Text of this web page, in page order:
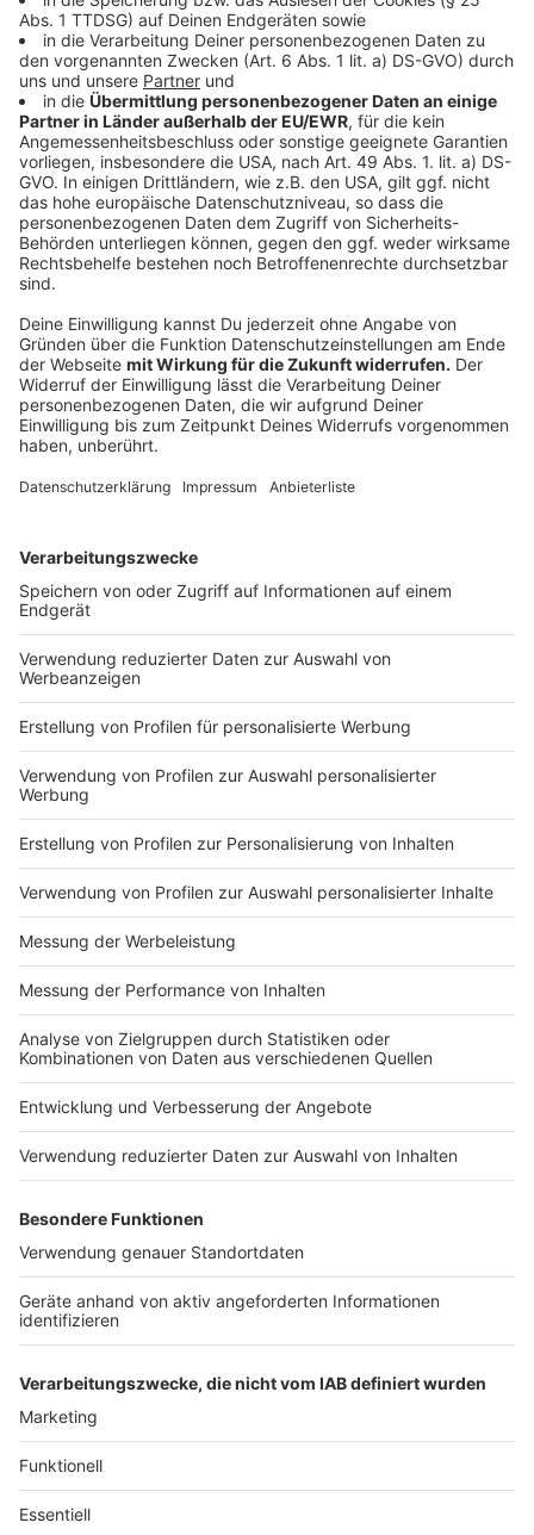
anhand von Indikatoren gemessen wird. Ein
möglicher politischer Machtwechsel nach der
Bundestagswahl im Februar des kommenden
Jahres hat an sich keine Auswirkungen auf diesen
Prozess.
Anzeige
©picture alliance/dpa | Charly Parrilla
Deutschland immer mehr Schaden anrichten.
Anzeige
Bundesamt für Bevölkerungsschutz mit
Zudem äußerte sich das Bundesamt für
Bevölkerungsschutz (BBK) mit einem Appell. Um für
hybride Angriffe, die beispielsweise einen
gewappnet zu sein, sollen sich Bürgerinnen und Bürger
rüsten. "Ich appelliere an die Bürgerinnen und Bürger:
Bereiten Sie sich auf Notlagen vor, dies kann auch
länger andauernder Stromausfall sein", sagte René
Funk, Vizepräsident des BBK gegenüber dem
Onlineportal t-online. "Notlagen müssen nicht
eintreten, sind aber jederzeit möglich."
Anzeige
Selbstversorgung: Das sollte in keinem
Haushalt fehlen
Anzeige
wie wir uns auf Katastrophen- oder
Ausnahmezustände vorbereiten sollten und - vor allem
- was bei uns im Haushalt nicht fehlen darf. Die
Übersicht findet ihrhier, wenn es um das Thema
Lebensmittel geht, hat das BBKhieralle Hinweise
Anzeige